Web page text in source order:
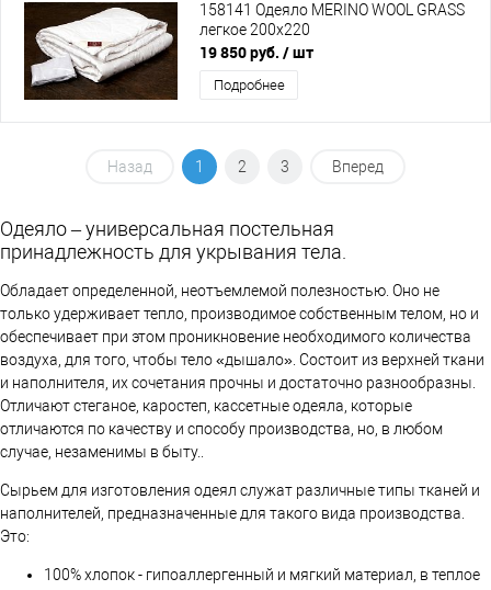
158141 Одеяло MERINO WOOL GRASS
легкое 200х220
19 850 руб. / шт
Подробнее
Назад 1 2 3 Вперед
Одеяло– универсальная постельная
принадлежность для укрывания тела.
Обладает определенной, неотъемлемой полезностью. Оно не
только удерживает тепло, производимое собственным телом, но и
обеспечивает при этом проникновение необходимого количества
воздуха, для того, чтобы тело «дышало». Состоит из верхней ткани
и наполнителя, их сочетания прочны и достаточно разнообразны.
Отличают стеганое, каростеп, кассетные одеяла, которые
отличаются по качеству и способу производства, но, в любом
случае, незаменимы в быту..
Сырьем для изготовления одеял служат различные типы тканей и
наполнителей, предназначенные для такого вида производства.
Это:
100% хлопок - гипоаллергенный и мягкий материал, в теплое